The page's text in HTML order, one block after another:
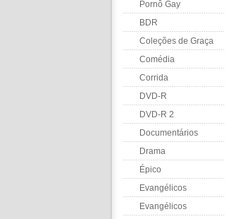
Pornô Gay
BDR
Coleções de Graça
Comédia
Corrida
DVD-R
DVD-R 2
Documentários
Drama
Épico
Evangélicos
Evangélicos